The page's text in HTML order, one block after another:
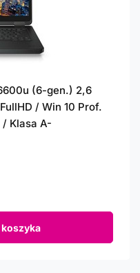
(6-gen.) 2,6
/ Win 10 Prof.
/ Klasa A-
koszyka